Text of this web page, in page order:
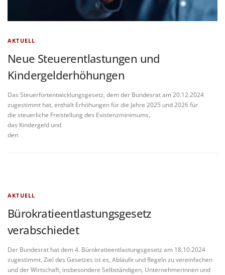
AKTUELL
Neue Steuerentlastungen und
Kindergelderhöhungen
Das Steuerfortentwicklungsgesetz, dem der Bundesrat am 20.12.2024
zugestimmt hat, enthält Erhöhungen für die Jahre 2025 und 2026 für
die steuerliche Freistellung des Existenzminimums,
das Kindergeld und
den
AKTUELL
Bürokratieentlastungsgesetz
verabschiedet
Der Bundesrat hat dem 4. Bürokratieentlastungsgesetz am 18.10.2024
zugestimmt. Ziel des Gesetzes ist es, Abläufe und Regeln zu vereinfachen
und der Wirtschaft, insbesondere Selbständigen, Unternehmerinnen und